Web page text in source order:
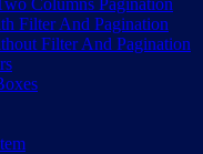
Columns Pagination
Filter And Pagination
Filter And Pagination